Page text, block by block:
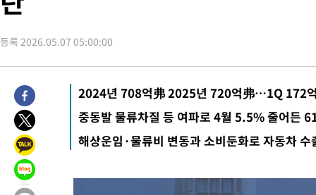
-22432초 전 >
청래 44.56%
-21667초 전 >[속보]與 대표 경선 제주·인천 당원투표…金 47.75%·鄭
42.08%·宋 10.17%
-21201초 전 >이강인 "아틀레티코 이적 기뻐…등번호 7번 의미보단 팀 위해
-21136초 전 >
[속보]與 당대표 경선, 제주·인천 권리당원 투표 김민석 승리
-14910초 전 >
낮 최고 35도 '무더위'…동해안 시간당 30㎜ '강한 비'[내일날
-14180초 전 >
틀레티코 이적"
-13962초 전 >
수도권 40도 육박 '펄펄'…동해안 일부 지역엔 호의주의보
-12931초 전 >
-6876초 전 >
강릉에 시간당 81.4㎜ 물폭탄…도로 잠기고 담벼락 붕괴
등록 2026.05.07 05:00:00
2024년 708억弗 2025년 720억弗…1Q 172
중동발 물류차질 등 여파로 4월 5.5% 줄어든
해상운임·물류비 변동과 소비둔화로 자동차